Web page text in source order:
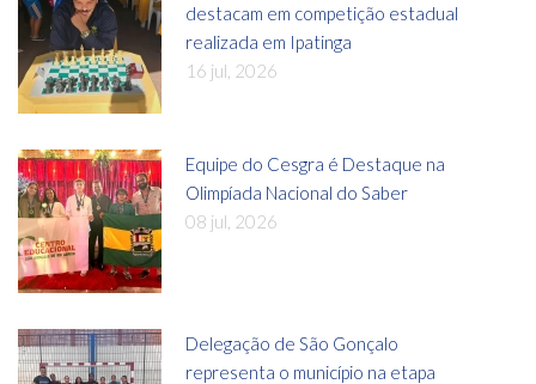
destacam em competição estadual
realizada em Ipatinga
16 jul, 2026
Equipe do Cesgra é Destaque na
Olimpíada Nacional do Saber
08 jul, 2026
Delegação de São Gonçalo
representa o município na etapa